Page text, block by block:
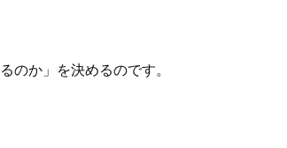
のか」を決めるのです。